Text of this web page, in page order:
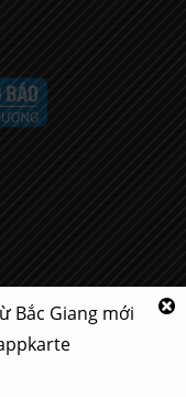
OceanWP
Bắc Giang mới